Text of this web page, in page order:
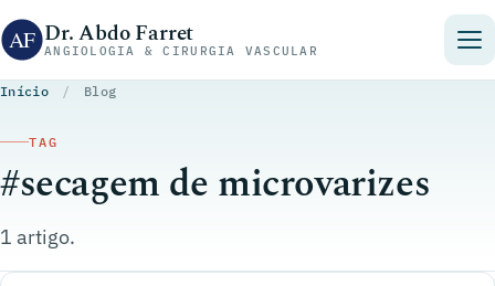
Pular para o conteúdo
Dr. Abdo Farret
ANGIOLOGIA & CIRURGIA VASCULAR
Início / Blog
TAG
#secagem de microvarizes
1 artigo.